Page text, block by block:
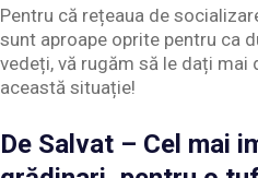
Pentru că rețeaua de
sunt aproape oprite pentru ca
vedeți, vă rugăm să le dați mai
această situație!
De Salvat – Cel mai